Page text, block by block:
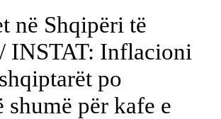
në Shqipëri të
INSTAT: Inflacioni
po
shumë për kafe e